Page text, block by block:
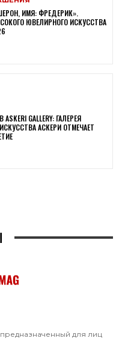
ИМЯ: ФРЕДЕРИК».
ЮВЕЛИРНОГО ИСКУССТВА
GALLERY: ГАЛЕРЕЯ
АСКЕРИ ОТМЕЧАЕТ
для лиц